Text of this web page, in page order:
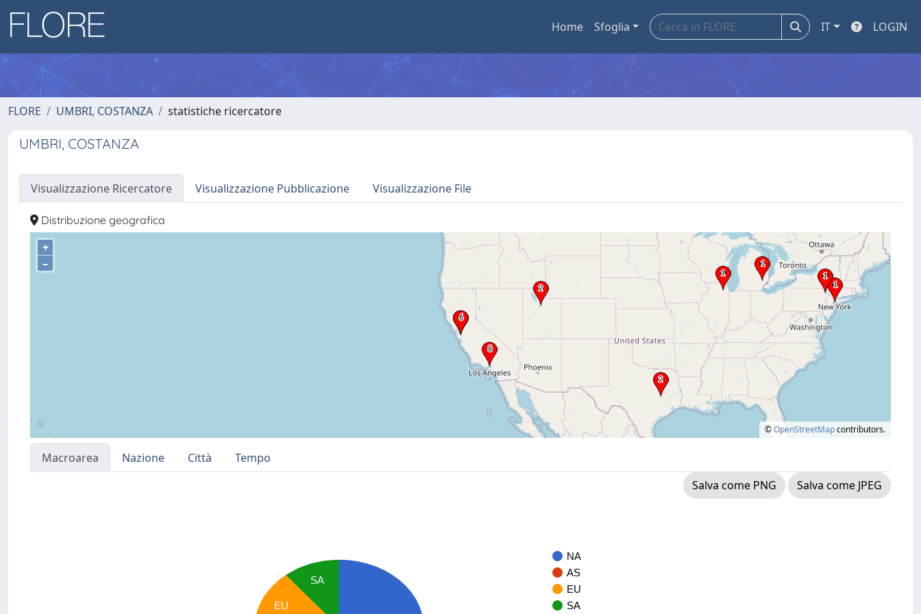
Home Sfoglia IT LOGIN
FLORE UMBRI, COSTANZA statistiche ricercatore
UMBRI, COSTANZA
Visualizzazione Ricercatore Visualizzazione Pubblicazione Visualizzazione File
Distribuzione geografica
+
–
©OpenStreetMapcontributors.
Macroarea Nazione Città
Tempo
Salva come PNG
Salva come JPEG
NA
AS
EU
SA
SA
EU